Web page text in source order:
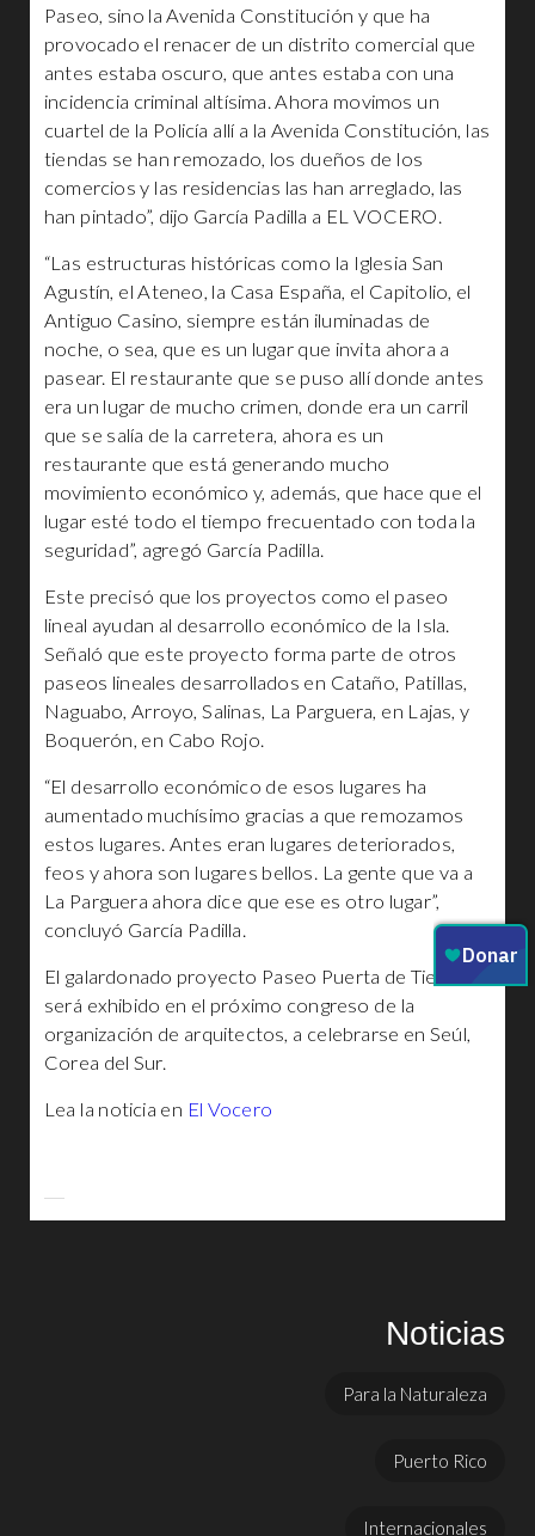
Paseo, sino la Avenida Constitución y que ha
provocado el renacer de un distrito comercial que
antes estaba oscuro, que antes estaba con una
incidencia criminal altísima. Ahora movimos un
cuartel de la Policía allí a la Avenida Constitución, las
tiendas se han remozado, los dueños de los
comercios y las residencias las han arreglado, las
han pintado”, dijo García Padilla a EL VOCERO.
“Las estructuras históricas como la Iglesia San
Agustín, el Ateneo, la Casa España, el Capitolio, el
Antiguo Casino, siempre están iluminadas de
noche, o sea, que es un lugar que invita ahora a
pasear. El restaurante que se puso allí donde antes
era un lugar de mucho crimen, donde era un carril
que se salía de la carretera, ahora es un
restaurante que está generando mucho
movimiento económico y, además, que hace que el
lugar esté todo el tiempo frecuentado con toda la
seguridad”, agregó García Padilla.
Este precisó que los proyectos como el paseo
lineal ayudan al desarrollo económico de la Isla.
Señaló que este proyecto forma parte de otros
paseos lineales desarrollados en Cataño, Patillas,
Naguabo, Arroyo, Salinas, La Parguera, en Lajas, y
Boquerón, en Cabo Rojo.
“El desarrollo económico de esos lugares ha
aumentado muchísimo gracias a que remozamos
estos lugares. Antes eran lugares deteriorados,
feos y ahora son lugares bellos. La gente que va a
La Parguera ahora dice que ese es otro lugar”,
concluyó García Padilla.
El galardonado proyecto Paseo Puerta de Tierra
será exhibido en el próximo congreso de la
organización de arquitectos, a celebrarse en Seúl,
Corea del Sur.
Lea la noticia en El Vocero
Noticias
Para la Naturaleza
Puerto Rico
Internacionales